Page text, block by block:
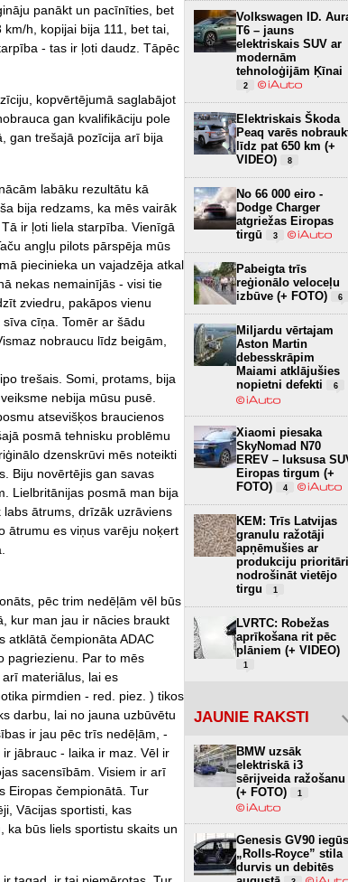
panākt un pacīnīties, bet
h, kopijai bija 111, bet tai,
- tas ir ļoti daudz. Tāpēc
kopvērtējumā saglabājot
gan kvalifikāciju pole
gan trešajā pozīcija arī bija
labāku rezultātu kā
bija redzams, ka mēs vairāk
ir ļoti liela starpība. Vienīgā
angļu pilots pārspēja mūs
piecinieka un vajadzēja atkal
nekas nemainījās - visi tie
zviedru, pakāpos vienu
cīņa. Tomēr ar šādu
nobraucu līdz beigām,
trešais. Somi, protams, bija
nebija mūsu pusē.
atsevišķos braucienos
posmā tehnisku problēmu
dzenskrūvi mēs noteikti
Biju novērtējis gan savas
Lielbritānijas posmā man bija
ātrums, drīzāk uzrāviens
ātrumu es viņus varēju noķert
pēc trim nedēļām vēl būs
kur man jau ir nācies braukt
atklātā čempionāta ADAC
pagriezienu. Par to mēs
materiālus, lai es
pirmdien - red. piez. ) tikos
darbu, lai no jauna uzbūvētu
ir jau pēc trīs nedēļām, -
jābrauc - laika ir maz. Vēl ir
sacensībām. Visiem ir arī
Eiropas čempionātā. Tur
Vācijas sportisti, kas
ka būs liels sportistu skaits un
Volkswagen ID.
T6 – jauns
elektriskais SUV ar
modernām
tehnoloģijām Ķīnai
2
Elektriskais Škoda
Peaq varēs
līdz pat 650 km (+
VIDEO)
8
No 66 000 eiro -
Dodge Charger
atgriežas Eiropas
tirgū
3
Pabeigta trīs
reģionālo veloceļu
izbūve (+ FOTO)
6
Miljardu vērtajam
Aston Martin
debesskrāpim
Maiami atklājušies
nopietni defekti
6
Xiaomi piesaka
SkyNomad N70
EREV – luksusa
Eiropas tirgum (+
FOTO)
4
KEM: Trīs Latvijas
granulu ražotāji
apņēmušies ar
produkciju prioritāri
nodrošināt vietējo
tirgu
1
LVRTC: Robežas
aprīkošana rit pēc
plāniem (+ VIDEO)
1
JAUNIE RAKSTI
BMW uzsāk
elektriskā i3
sērijveida ražošanu
(+ FOTO)
1
Genesis GV90 iegūs
„Rolls-Royce” stila
durvis un debitēs